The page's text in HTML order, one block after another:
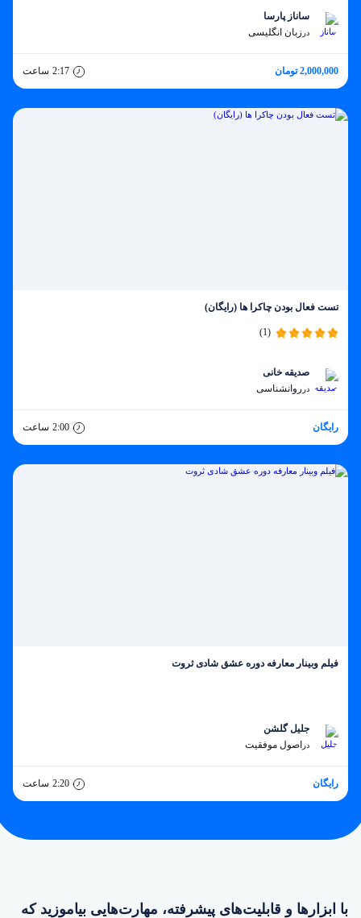
ساناز پارسا
در زبان انگلیسی
2,000,000 تومان 2:17 ساعت
تست فعال بودن چاکرا ها (رایگان)
(1)
صدیقه خانی
در روانشناسی
رایگان 2:00 ساعت
فیلم وبینار معارفه دوره عشق شادی ثروت
جلیل گلشن
در اصول موفقیت
رایگان 2:20 ساعت
با ابزارها و قابلیت‌های پیشرفته، مهارت‌هایی بیاموزید که